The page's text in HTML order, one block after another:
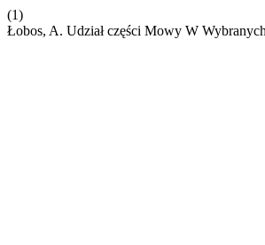
(1)
Łobos, A. Udział części Mowy W